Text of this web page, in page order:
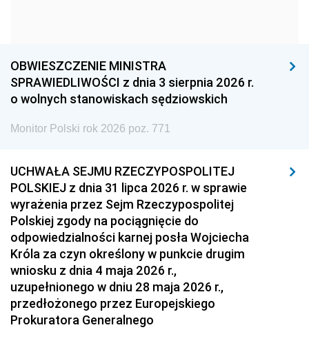
1957 1956 1955
1954 1953 1952
1951 1950
1939 1938 1937
1936 1930
OBWIESZCZENIE MINISTRA
SPRAWIEDLIWOŚCI z dnia 3 sierpnia 2026 r.
o wolnych stanowiskach sędziowskich
Monitor Polski rok 2026 poz. 771
UCHWAŁA SEJMU RZECZYPOSPOLITEJ
POLSKIEJ z dnia 31 lipca 2026 r. w sprawie
wyrażenia przez Sejm Rzeczypospolitej
Polskiej zgody na pociągnięcie do
odpowiedzialności karnej posła Wojciecha
Króla za czyn określony w punkcie drugim
wniosku z dnia 4 maja 2026 r.,
uzupełnionego w dniu 28 maja 2026 r.,
przedłożonego przez Europejskiego
Prokuratora Generalnego